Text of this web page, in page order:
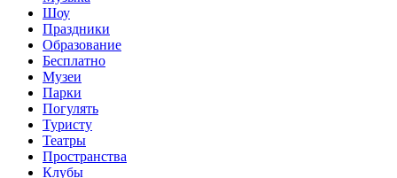
Шоу
Праздники
Образование
Бесплатно
Музеи
Парки
Погулять
Туристу
Театры
Пространства
Клубы